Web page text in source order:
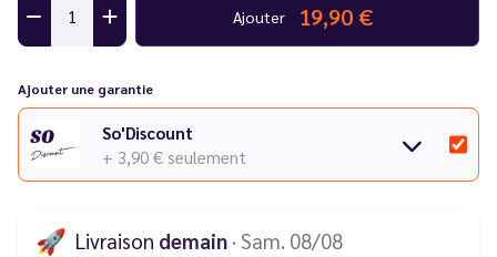
Ajouter 19,90 €
Ajouter une garantie
So'Discount
+ 3,90 € seulement
🚀 Livraison demain · Sam. 08/08